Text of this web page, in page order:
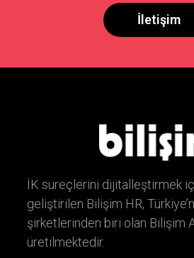
İletişim
İK süreçlerini dijitalleştirmek
geliştirilen Bilişim HR,
şirketlerinden biri olan Bilişim
üretilmektedir.